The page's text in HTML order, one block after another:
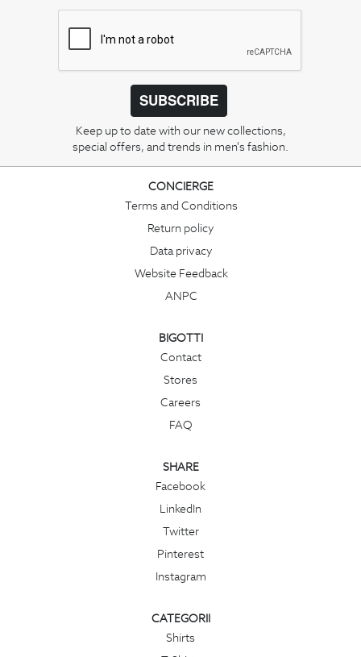
SUBSCRIBE
Keep up to date with our new collections,
special offers, and trends in men's fashion.
CONCIERGE
Terms and Conditions
Return policy
Data privacy
Website Feedback
ANPC
BIGOTTI
Contact
Stores
Careers
FAQ
SHARE
Facebook
LinkedIn
Twitter
Pinterest
Instagram
CATEGORII
Shirts